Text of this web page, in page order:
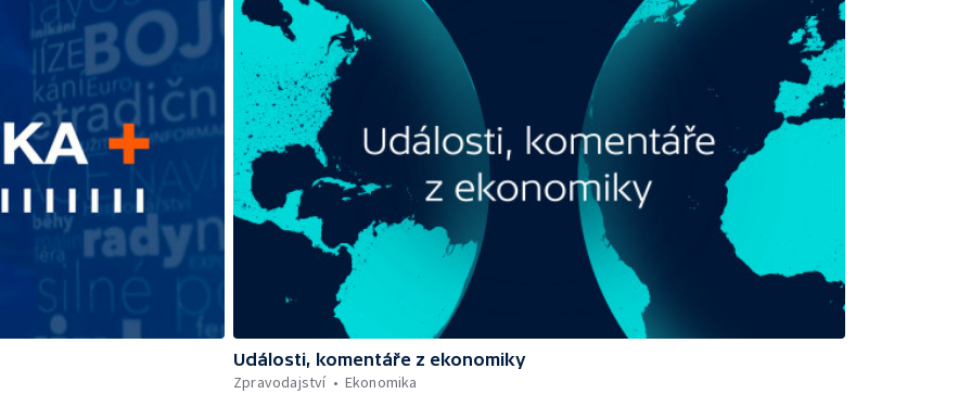
Události, komentáře z ekonomiky
Zpravodajství
Ekonomika